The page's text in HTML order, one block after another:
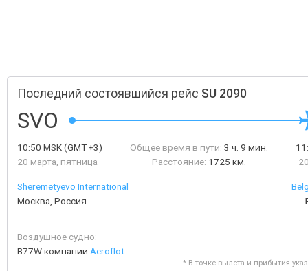
Последний состоявшийся рейс SU 2090
SVO
10:50 MSK(GMT +3)
20 марта, пятница
Общее время в пути: 3 ч. 9 мин.
Расстояние: 1725 км.
Sheremetyevo International
Москва, Россия
Воздушное судно:
B77W компании Aeroflot
* В точке вылета и прибытия